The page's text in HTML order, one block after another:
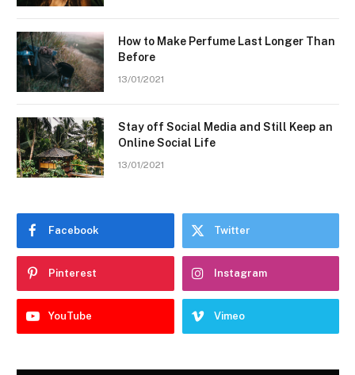
How to Make Perfume Last Longer Than
Before
13/01/2021
Stay off Social Media and Still Keep an
Online Social Life
13/01/2021
Facebook Twitter
Pinterest Instagram
YouTube Vimeo